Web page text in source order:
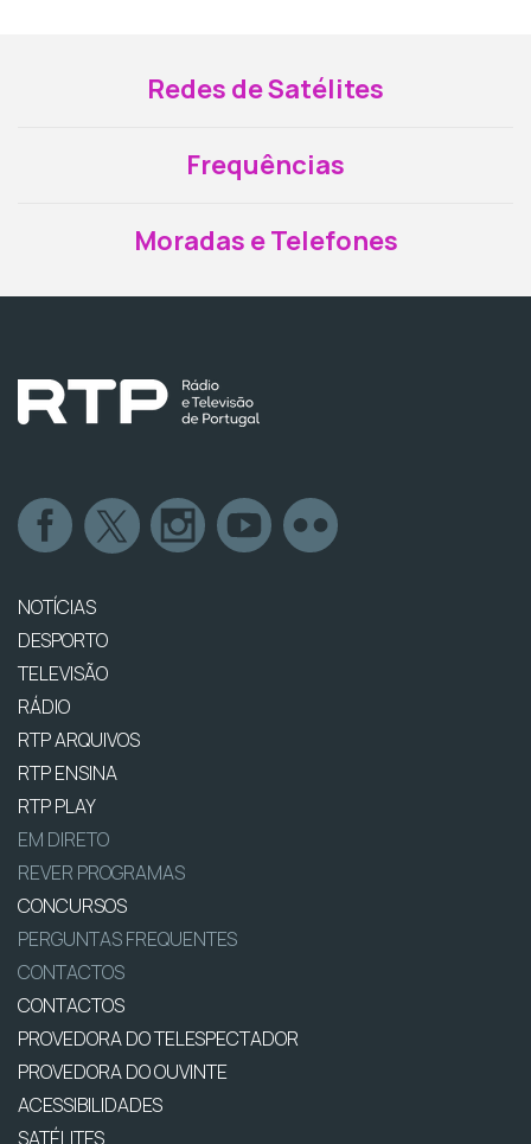
Redes de Satélites
Frequências
Moradas e Telefones
NOTÍCIAS
DESPORTO
TELEVISÃO
RÁDIO
RTP ARQUIVOS
RTP ENSINA
RTP PLAY
EM DIRETO
REVER PROGRAMAS
CONCURSOS
PERGUNTAS FREQUENTES
CONTACTOS
CONTACTOS
PROVEDORA DO TELESPECTADOR
PROVEDORA DO OUVINTE
ACESSIBILIDADES
SATÉLITES